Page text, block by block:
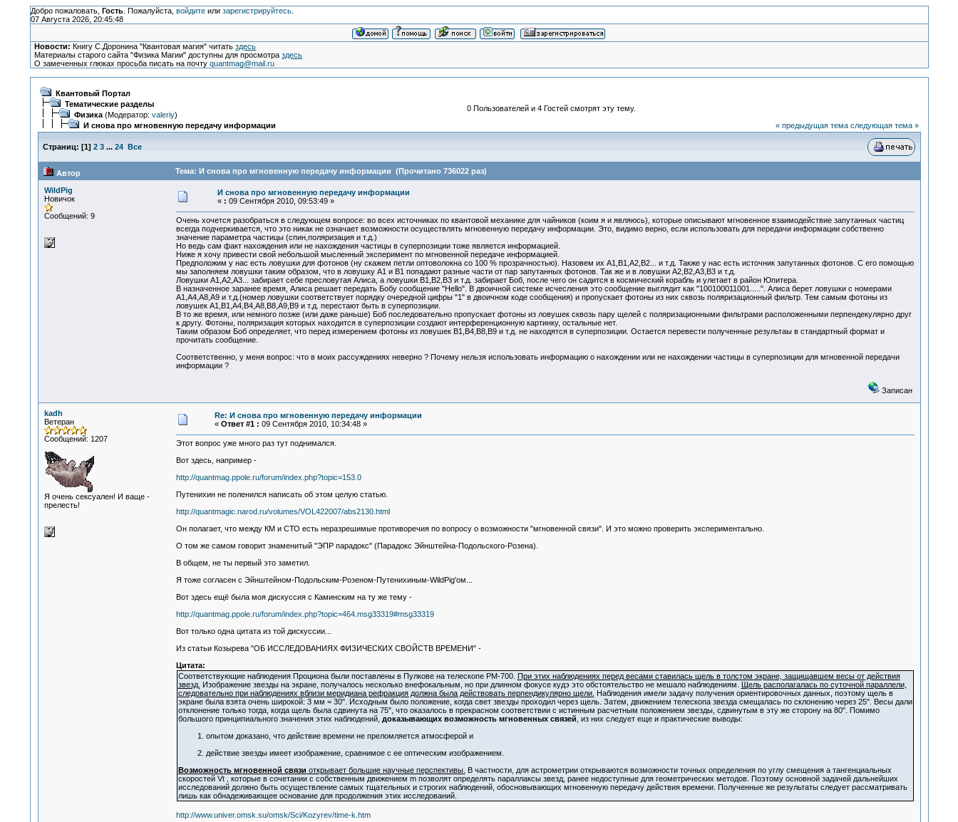
Добро пожаловать, Гость. Пожалуйста, войдитеили зарегистрируйтесь.
07 Августа 2026, 20:45:48
Новости: Книгу С.Доронина "Квантовая магия" читатьздесь
Материалы старого сайта "Физика Магии" доступны для просмотраздесь
О замеченных глюках просьба писать на почтуquantmag@mail.ru
Квантовый Портал
Тематические разделы
Физика(Модератор: valeriy)
И снова про мгновенную передачу информации
0 Пользователей и 4 Гостей смотрят эту тему.
« предыдущая тема следующая тема »
Страниц: [1] 2 3 ... 24 Все
Автор Тема: И снова про мгновенную передачу информации (Прочитано 736022 раз)
WildPig
Новичок
Сообщений: 9
И снова про мгновенную передачу информации
« : 09 Сентября 2010, 09:53:49 »
Очень хочется разобраться в следующем вопросе: во всех источниках по квантовой механике для чайников (коим я и являюсь), которые описывают мгновенное взаимодействие запутанных частиц
всегда подчеркивается, что это никак не означает возможности осуществлять мгновенную передачу информации. Это, видимо верно, если использовать для передачи информации собственно
значение параметра частицы (спин,поляризация и т.д.)
Но ведь сам факт нахождения или не нахождения частицы в суперпозиции тоже является информацией.
Ниже я хочу привести свой небольшой мысленный эксперимент по мгновенной передаче информацией.
Предположим у нас есть ловушки для фотонов (ну скажем петли оптоволокна со 100 % прозрачностью). Назовем их A1,B1,A2,B2... и т.д. Также у нас есть источник запутанных фотонов. С его помощью
мы заполняем ловушки таким образом, что в ловушку A1 и B1 попадают разные части от пар запутанных фотонов. Так же и в ловушки A2,B2,A3,B3 и т.д.
Ловушки A1,A2,A3... забирает себе пресловутая Алиса, а ловушки B1,B2,B3 и т.д. забирает Боб, после чего он садится в космический корабль и улетает в район Юпитера.
В назначенное заранее время, Алиса решает передать Бобу сообщение "Hello". В двоичной системе исчесления это сообщение выглядит как "100100011001.....". Алиса берет ловушки с номерами
A1,A4,A8,A9 и т.д.(номер ловушки соответствует порядку очередной цифры "1" в двоичном коде сообщения) и пропускает фотоны из них сквозь поляризационный фильтр. Тем самым фотоны из
ловушек A1,B1,A4,B4,A8,B8,A9,B9 и т.д. перестают быть в суперпозиции.
В то же время, или немного позже (или даже раньше) Боб последовательно пропускает фотоны из ловушек сквозь пару щелей с поляризационными фильтрами расположенными перпендекулярно друг
к другу. Фотоны, поляризация которых находится в суперпозиции создают интерференционную картинку, остальные нет.
Таким образом Боб определяет, что перед измерением фотоны из ловушек B1,B4,B8,B9 и т.д. не находятся в суперпозиции. Остается перевести полученные результаы в стандартный формат и
прочитать сообщение.
Соответственно, у меня вопрос: что в моих рассуждениях неверно ? Почему нельзя использовать информацию о нахождении или не нахождении частицы в суперпозиции для мгновенной передачи
информации ?
Записан
kadh
Ветеран
Сообщений: 1207
Я очень сексуален! И ваще -
прелесть!
Re: И снова про мгновенную передачу информации
« Ответ #1 : 09 Сентября 2010, 10:34:48 »
Этот вопрос уже много раз тут поднимался.
Вот здесь, например -
http://quantmag.ppole.ru/forum/index.php?topic=153.0
Путенихин не поленился написать об этом целую статью.
http://quantmagic.narod.ru/volumes/VOL422007/abs2130.html
Он полагает, что между КМ и СТО есть неразрешимые противоречия по вопросу о возможности "мгновенной связи". И это можно проверить экспериментально.
О том же самом говорит знаменитый "ЭПР парадокс" (Парадокс Эйнштейна-Подольского-Розена).
В общем, не ты первый это заметил.
Я тоже согласен с Эйнштейном-Подольским-Розеном-Путенихиным-WildPig'ом...
Вот здесь ещё была моя дискуссия с Каминским на ту же тему -
http://quantmag.ppole.ru/forum/index.php?topic=464.msg33319#msg33319
Вот только одна цитата из той дискуссии...
Из статьи Козырева "ОБ ИССЛЕДОВАНИЯХ ФИЗИЧЕСКИХ СВОЙСТВ ВРЕМЕНИ" -
Цитата:
Соответствующие наблюдения Проциона были поставлены в Пулкове на телескопе РМ-700.
При этих наблюдениях перед весами ставилась щель в толстом экране, защищавшем весы от действия
звезд.
Изображение звезды на экране, получалось несколько внефокальным, но при длинном фокусе кудэ это обстоятельство не мешало наблюдениям.
Щель располагалась по суточной параллели,
следовательно при наблюдениях вблизи меридиана рефракция должна была действовать перпендикулярно щели.
Наблюдения имели задачу получения ориентировочных данных, поэтому щель в
экране была взята очень широкой: 3 мм = 30". Исходным было положение, когда свет звезды проходил через щель. Затем, движением телескопа звезда смещалась по склонению через 25". Весы дали
отклонение только тогда, когда щель была сдвинута на 75", что оказалось в прекрасном соответствии с истинным расчетным положением звезды, сдвинутым в эту же сторону на 80". Помимо
большого принципиального значения этих наблюдений, доказывающих возможность мгновенных связей , из них следует еще и практические выводы:
1. опытом доказано, что действие времени не преломляется атмосферой и
2. действие звезды имеет изображение, сравнимое с ее оптическим изображением.
Возможность мгновенной связи открывает большие научные перспективы.
В частности, для астрометрии открываются возможности точных определения по углу смещения a тангенциальных
скоростей Vt , которые в сочетании с собственным движением m позволят определять параллаксы звезд, ранее недоступные для геометрических методов. Поэтому основной задачей дальнейших
исследований должно быть осуществление самых тщательных и строгих наблюдений, обосновывающих мгновенную передачу действия времени. Полученные же результаты следует рассматривать
лишь как обнадеживающее основание для продолжения этих исследований.
http://www.univer.omsk.su/omsk/Sci/Kozyrev/time-k.htm